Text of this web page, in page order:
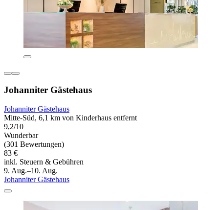
Johanniter Gästehaus
Johanniter Gästehaus
Mitte-Süd, 6,1 km von Kinderhaus entfernt
9,2/10
Wunderbar
(301 Bewertungen)
83 €
inkl. Steuern & Gebühren
9. Aug.–10. Aug.
Johanniter Gästehaus